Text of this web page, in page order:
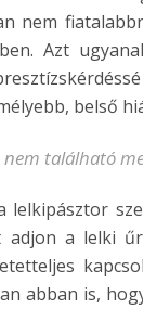
nem
Azt
belső
nem található
lelkipásztor
adjon a lelki
abban is,